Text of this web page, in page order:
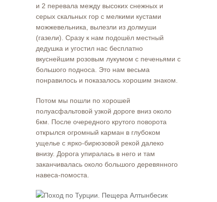
и 2 перевала между высоких снежных и
серых скальных гор с мелкими кустами
можжевельника, вылезли из долмуши
(газели). Сразу к нам подошёл местный
дедушка и угостил нас бесплатно
вкуснейшим розовым лукумом с печеньями с
большого подноса. Это нам весьма
понравилось и показалось хорошим знаком.
Потом мы пошли по хорошей
полуасфальтовой узкой дороге вниз около
6км. После очередного крутого поворота
открылся огромный карман в глубоком
ущелье с ярко-бирюзовой рекой далеко
внизу. Дорога упиралась в него и там
заканчивалась около большого деревянного
навеса-помоста.